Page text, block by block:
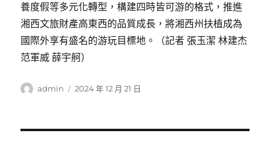
養度假等多元化轉型，構建四時皆可游的格式，推進
湘西文旅財產高東西的品質成長，將湘西州扶植成為
國際外享有盛名的游玩目標地。（記者 張玉潔 林建杰
范軍威 薛宇舸）
作
admin
發
2024 年 12 月 21 日